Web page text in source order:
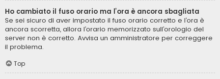
Ho cambiato il fuso orario ma l’ora è ancora sbagliata
Se sei sicuro di aver impostato il fuso orario corretto e l’ora è
ancora scorretta, allora l’orario memorizzato sull’orologio del
server non è corretto. Avvisa un amministratore per correggere
il problema.
Top